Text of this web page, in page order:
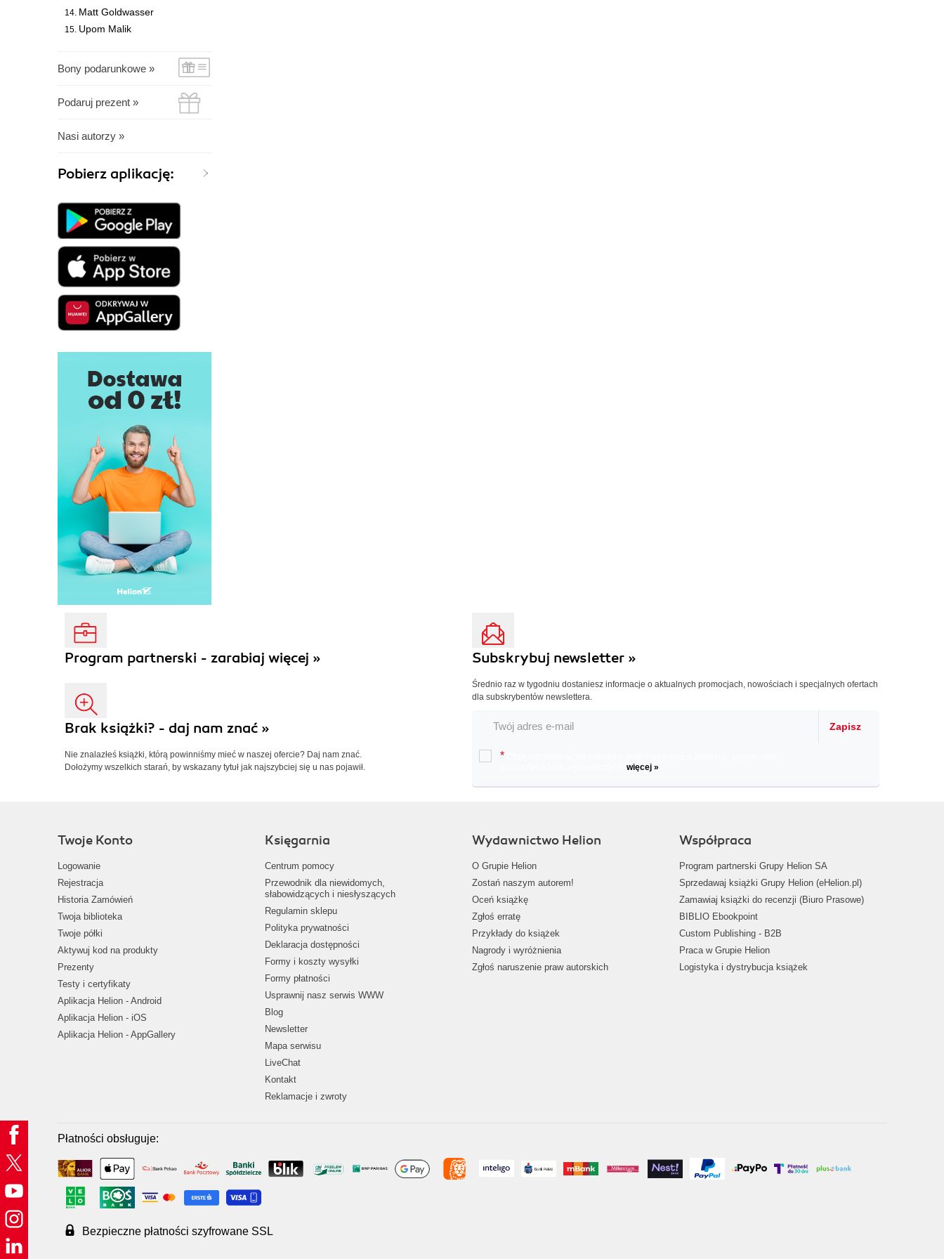
Matt Goldwasser
Upom Malik
Bony podarunkowe »
Podaruj prezent »
Nasi autorzy »
Pobierz aplikację:
Program partnerski - zarabiaj więcej »
Brak książki? - daj nam znać »
Nie znalazłeś książki, którą powinniśmy mieć w naszej ofercie? Daj nam znać.
Dołożymy wszelkich starań, by wskazany tytuł jak najszybciej się u nas pojawił.
Subskrybuj newsletter »
Średnio raz w tygodniu dostaniesz informacje o aktualnych promocjach, nowościach i specjalnych ofertach
dla subskrybentów newslettera.
Zapisz
*
więcej »
Twoje Konto
Logowanie
Rejestracja
Historia Zamówień
Twoja biblioteka
Twoje półki
Aktywuj kod na produkty
Prezenty
Testy i certyfikaty
Aplikacja Helion - Android
Aplikacja Helion - iOS
Aplikacja Helion - AppGallery
Księgarnia
Centrum pomocy
Przewodnik dla niewidomych,
słabowidzących i niesłyszących
Regulamin sklepu
Polityka prywatności
Deklaracja dostępności
Formy i koszty wysyłki
Formy płatności
Usprawnij nasz serwis WWW
Blog
Newsletter
Mapa serwisu
LiveChat
Kontakt
Reklamacje i zwroty
Wydawnictwo Helion
O Grupie Helion
Zostań naszym autorem!
Oceń książkę
Zgłoś erratę
Przykłady do książek
Nagrody i wyróżnienia
Zgłoś naruszenie praw autorskich
Współpraca
Program partnerski Grupy Helion SA
Sprzedawaj książki Grupy Helion (eHelion.pl)
Zamawiaj książki do recenzji (Biuro Prasowe)
BIBLIO Ebookpoint
Custom Publishing - B2B
Praca w Grupie Helion
Logistyka i dystrybucja książek
Płatności obsługuje:
Bezpieczne płatności szyfrowane SSL